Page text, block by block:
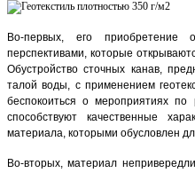
Во-первых, его приобретение
перспективами, которые
Обустройство сточных канав,
талой воды, с применением
беспокоиться о мероприятиях
способствуют качественные
материала, которыми обусловлен
Во-вторых, материал